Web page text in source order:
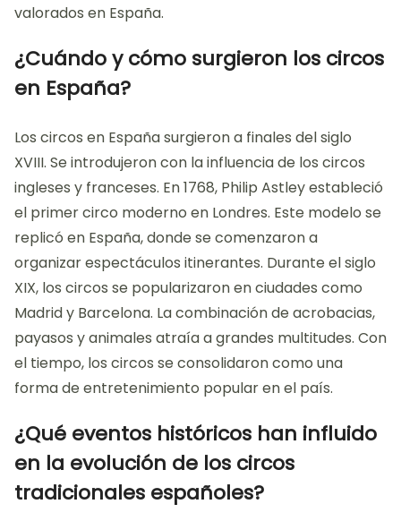
valorados en España.
¿Cuándo y cómo surgieron los circos
en España?
Los circos en España surgieron a finales del siglo
XVIII. Se introdujeron con la influencia de los circos
ingleses y franceses. En 1768, Philip Astley estableció
el primer circo moderno en Londres. Este modelo se
replicó en España, donde se comenzaron a
organizar espectáculos itinerantes. Durante el siglo
XIX, los circos se popularizaron en ciudades como
Madrid y Barcelona. La combinación de acrobacias,
payasos y animales atraía a grandes multitudes. Con
el tiempo, los circos se consolidaron como una
forma de entretenimiento popular en el país.
¿Qué eventos históricos han influido
en la evolución de los circos
tradicionales españoles?